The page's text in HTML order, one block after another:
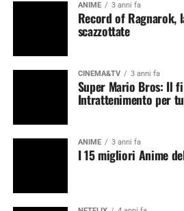
ANIME 3 anni fa
Record of Ragnarok,
scazzottate
CINEMA&TV 3 anni fa
Super Mario Bros: Il
Intrattenimento per
ANIME 3 anni fa
I 15 migliori Anime